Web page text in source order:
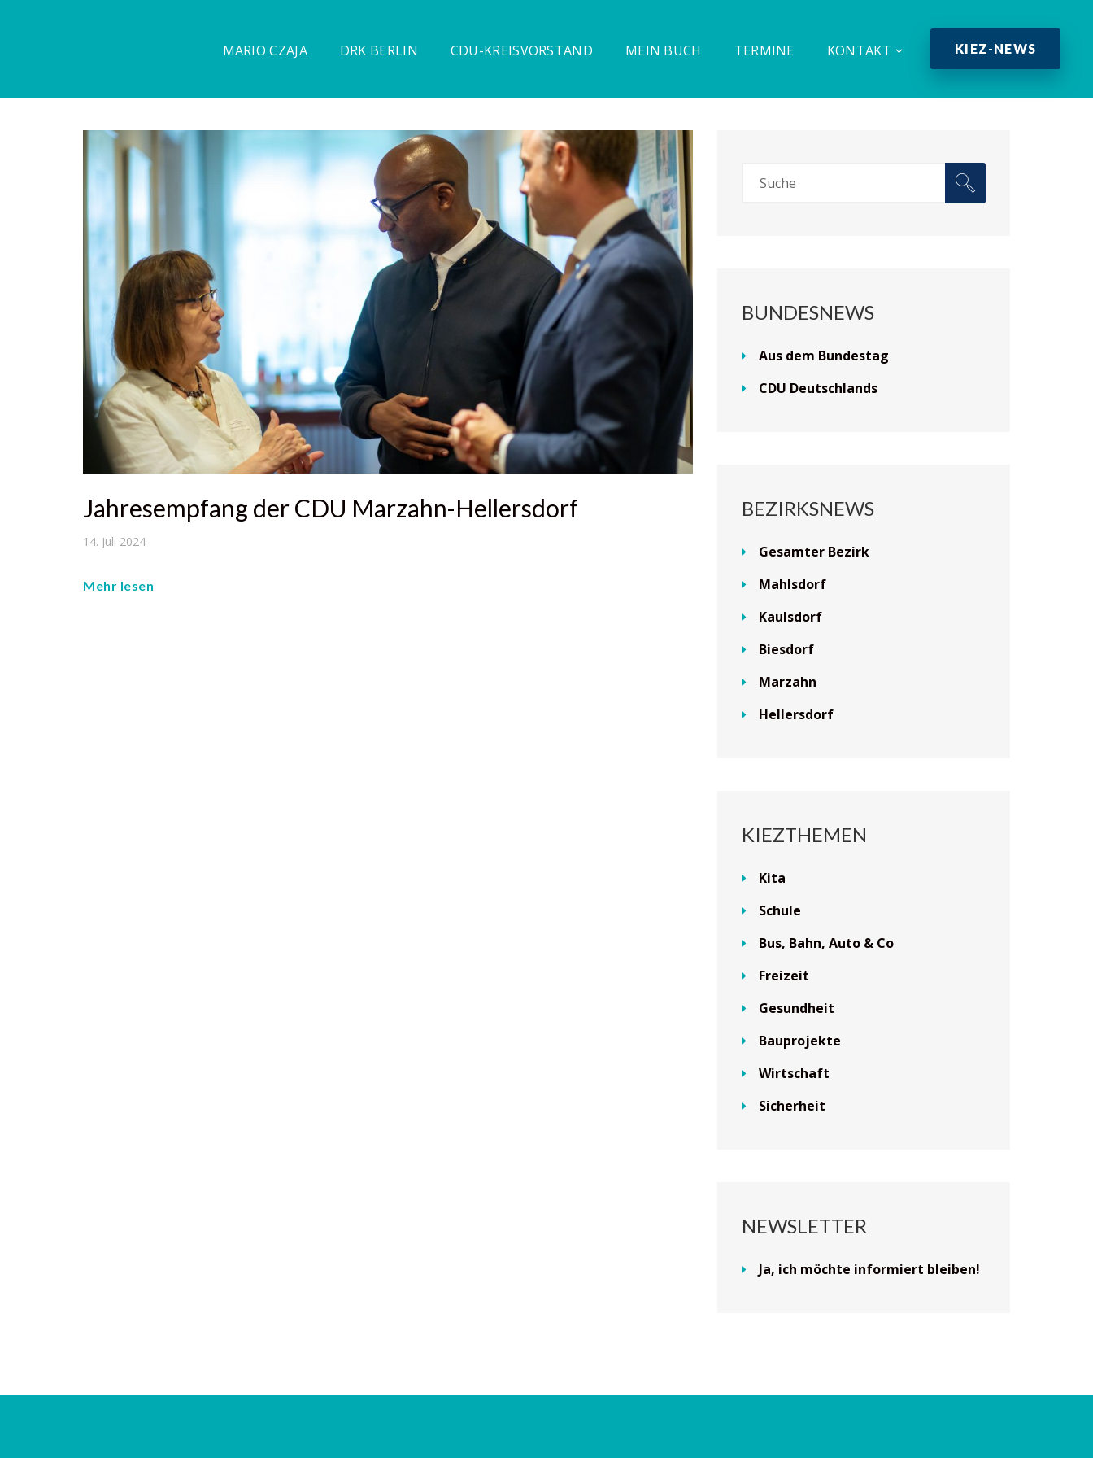
MARIO CZAJA DRK BERLIN CDU-KREISVORSTAND MEIN BUCH TERMINE KONTAKT KIEZ-NEWS
Jahresempfang der CDU Marzahn-Hellersdorf
14. Juli 2024
Mehr lesen
BUNDESNEWS
Aus dem Bundestag
CDU Deutschlands
BEZIRKSNEWS
Gesamter Bezirk
Mahlsdorf
Kaulsdorf
Biesdorf
Marzahn
Hellersdorf
KIEZTHEMEN
Kita
Schule
Bus, Bahn, Auto & Co
Freizeit
Gesundheit
Bauprojekte
Wirtschaft
Sicherheit
NEWSLETTER
Ja, ich möchte informiert bleiben!